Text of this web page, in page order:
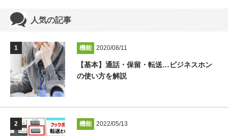
人気の記事
機能 2020/08/11
【基本】通話・保留・転送…ビジネスホン
の使い方を解説
機能 2022/05/13